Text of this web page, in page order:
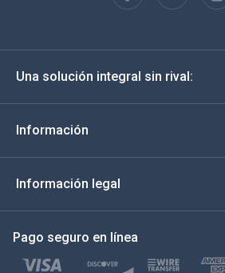
English
Deutsch
Italiano
Türkçe
Una solución integral sin rival:
Información
Información legal
Pago seguro en línea